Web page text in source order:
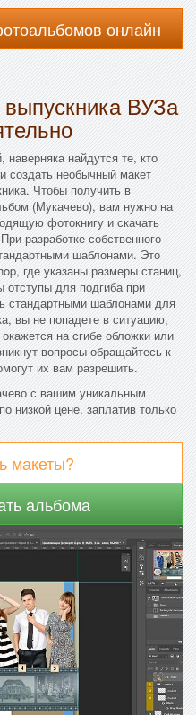
онлайн
ВУЗа
найдутся те, кто
создать необычный макет
Чтобы получить в
(Мукачево), вам нужно на
фотокнигу и скачать
разработке собственного
шаблонами. Это
где указаны размеры станиц,
отступы для подгиба при
стандартными шаблонами для
вы не попадете в ситуацию,
на сгибе обложки или
вопросы обращайтесь к
их вам разрешить.
с вашим уникальным
низкой цене, заплатив только
макеты?
альбома